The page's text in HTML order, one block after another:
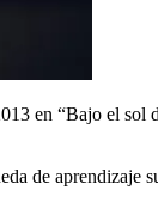
en “Bajo el sol
de aprendizaje